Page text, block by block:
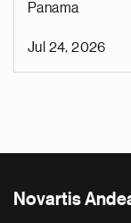
Panama
Jul 24, 2026
Novartis